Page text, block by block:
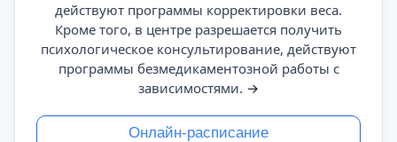
действуют программы корректировки веса.
Кроме того, в центре разрешается получить
психологическое консультирование, действуют
программы безмедикаментозной работы с
зависимостями. →
Онлайн-расписание